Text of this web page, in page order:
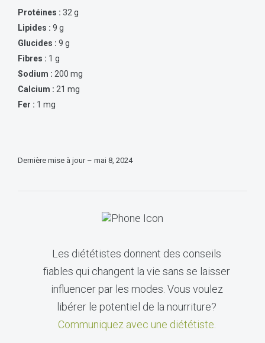
Protéines : 32 g
Lipides : 9 g
Glucides : 9 g
Fibres : 1 g
Sodium : 200 mg
Calcium : 21 mg
Fer : 1 mg
Dernière mise à jour – mai 8, 2024
Les diététistes donnent des conseils
fiables qui changent la vie sans se laisser
influencer par les modes. Vous voulez
libérer le potentiel de la nourriture?
Communiquez avec une diététiste.